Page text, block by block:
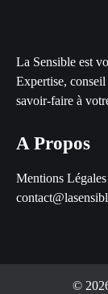
La Sensible est
Expertise,
savoir-faire à
A Propos
Mentions Légales
©